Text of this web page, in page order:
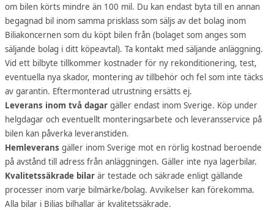
om bilen körts mindre än 100 mil. Du kan endast byta till en annan
begagnad bil inom samma prisklass som säljs av det bolag inom
Biliakoncernen som du köpt bilen från (bolaget som anges som
säljande bolag i ditt köpeavtal). Ta kontakt med säljande anläggning.
Vid ett bilbyte tillkommer kostnader för ny rekonditionering, test,
eventuella nya skador, montering av tillbehör och fel som inte täcks
av garantin. Eftermonterad utrustning ersätts ej.
Leverans inom två dagar gäller endast inom Sverige. Köp under
helgdagar och eventuellt monteringsarbete och leveransservice på
bilen kan påverka leveranstiden.
Hemleverans gäller inom Sverige mot en rörlig kostnad beroende
på avstånd till adress från anläggningen. Gäller inte nya lagerbilar.
Kvalitetssäkrade bilar är testade och säkrade enligt gällande
processer inom varje bilmärke/bolag. Avvikelser kan förekomma.
Alla bilar i Bilias bilhallar är kvalitetssäkrade.